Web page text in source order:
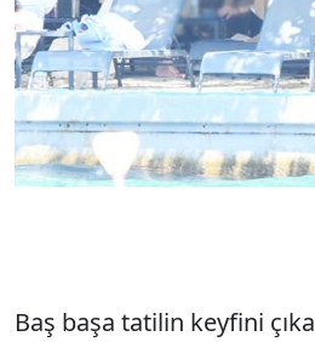
Baş başa tatilin keyfini